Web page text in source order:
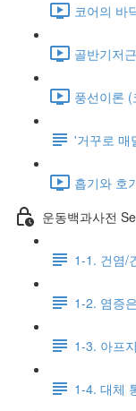
코어의 바
골반기저
풍선이론
'거꾸로 매
흡기와 호
운동백과사전
1-1. 건염/
1-2. 염증
1-3. 아프
1-4. 대체